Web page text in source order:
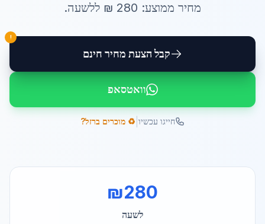
מחיר ממוצע: 280 ₪ ללשעה.
קבל הצעת מחיר חינם
!
וואטסאפ
חייגו עכשיו ♻️ מוכרים ברזל?
₪280
לשעה